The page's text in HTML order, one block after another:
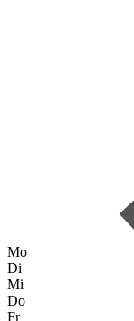
Mo
Di
Mi
Do
Fr